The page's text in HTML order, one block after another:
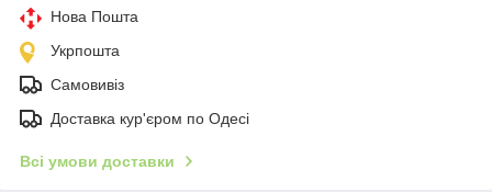
Нова Пошта
Укрпошта
Самовивіз
Доставка кур'єром по Одесі
Всі умови доставки